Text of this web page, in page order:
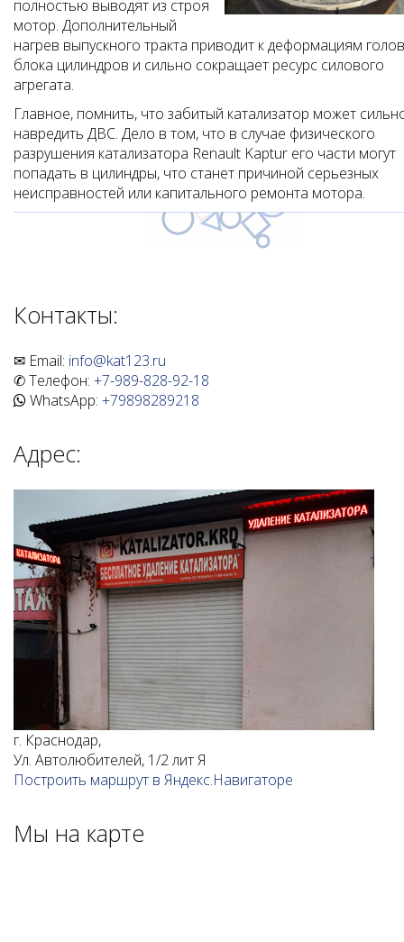
полностью выводят из строя
мотор. Дополнительный
нагрев выпускного тракта приводит к деформациям
блока цилиндров и сильно сокращает ресурс силового
агрегата.
Главное, помнить, что забитый катализатор может
навредить ДВС. Дело в том, что в случае физического
разрушения катализатора Renault Kaptur его части могут
попадать в цилиндры, что станет причиной серьезных
неисправностей или капитального ремонта мотора.
Контакты:
✉ Email: info@kat123.ru
✆ Телефон: +7-989-828-92-18
WhatsApp: +79898289218
Адрес:
г. Краснодар,
Ул. Автолюбителей, 1/2 лит Я
Построить маршрут в Яндекс.Навигаторе
Мы на карте